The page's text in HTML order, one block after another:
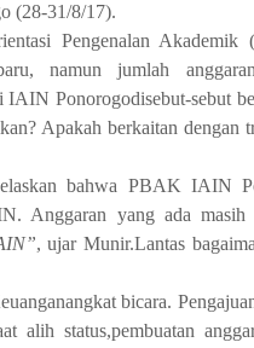
(28-31/8/17).
Pengenalan
namun jumlah
Ponorogodisebut-sebut
Apakah berkaitan dengan
bahwa PBAK IAIN
Anggaran yang ada masih
, ujar Munir.Lantas
bicara.
alih status,pembuatan